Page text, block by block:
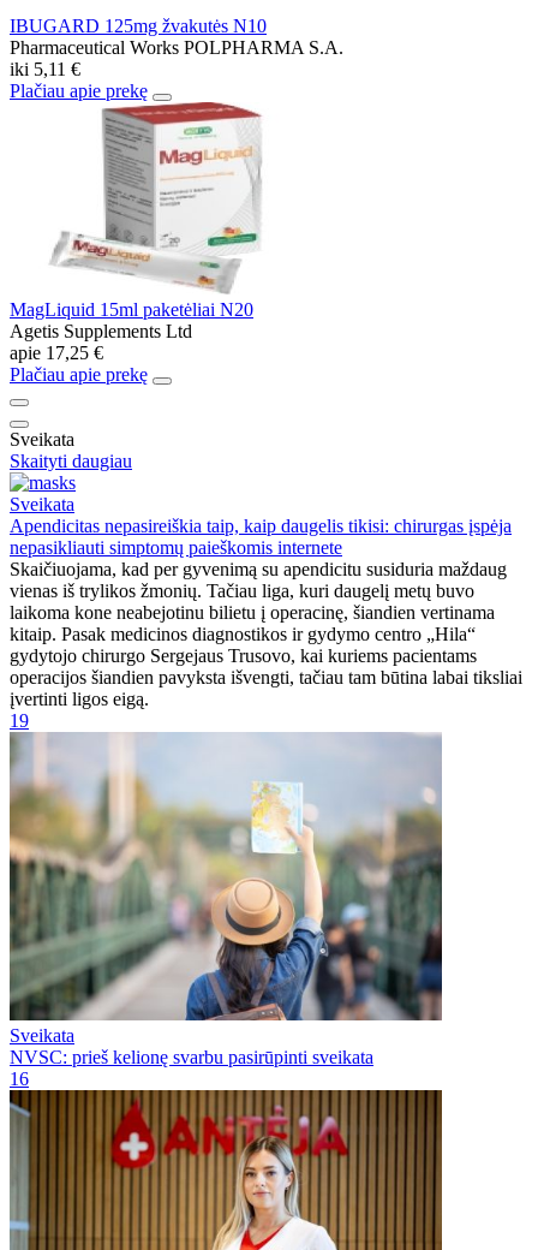
IBUGARD 125mg žvakutės N10
Pharmaceutical Works POLPHARMA S.A.
iki 5,11 €
Plačiau apie prekę
MagLiquid 15ml paketėliai N20
Agetis Supplements Ltd
apie 17,25 €
Plačiau apie prekę
Sveikata
Skaityti daugiau
Sveikata
Apendicitas nepasireiškia taip, kaip daugelis tikisi: chirurgas įspėja
nepasikliauti simptomų paieškomis internete
Skaičiuojama, kad per gyvenimą su apendicitu susiduria maždaug
vienas iš trylikos žmonių. Tačiau liga, kuri daugelį metų buvo
laikoma kone neabejotinu bilietu į operacinę, šiandien vertinama
kitaip. Pasak medicinos diagnostikos ir gydymo centro „Hila“
gydytojo chirurgo Sergejaus Trusovo, kai kuriems pacientams
operacijos šiandien pavyksta išvengti, tačiau tam būtina labai tiksliai
įvertinti ligos eigą.
19
Sveikata
NVSC: prieš kelionę svarbu pasirūpinti sveikata
16